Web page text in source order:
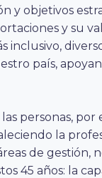
y objetivos
y su
inclusivo,
país,
personas, por
la
de gestión,
45 años: la